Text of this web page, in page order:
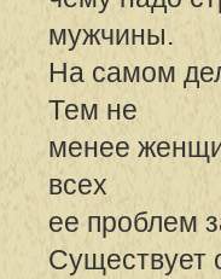
мужчины.
На самом
Тем не
менее
всех
ее проблем
Существует